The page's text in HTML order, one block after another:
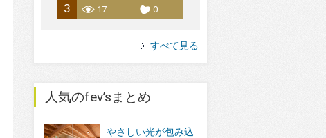
3 17 0
すべて見る
人気のfev’sまとめ
やさしい光が包み込